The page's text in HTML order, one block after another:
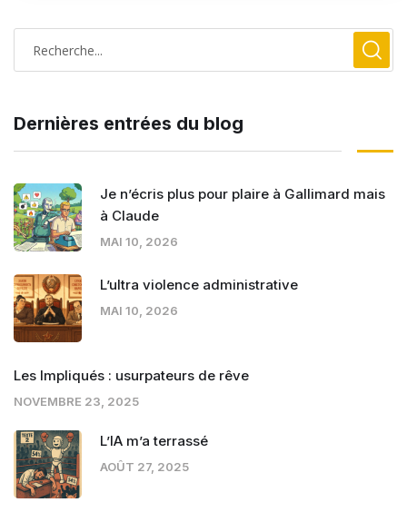
Dernières entrées du blog
Je n’écris plus pour plaire à Gallimard mais
à Claude
MAI 10, 2026
L’ultra violence administrative
MAI 10, 2026
Les Impliqués : usurpateurs de rêve
NOVEMBRE 23, 2025
L’IA m’a terrassé
AOÛT 27, 2025